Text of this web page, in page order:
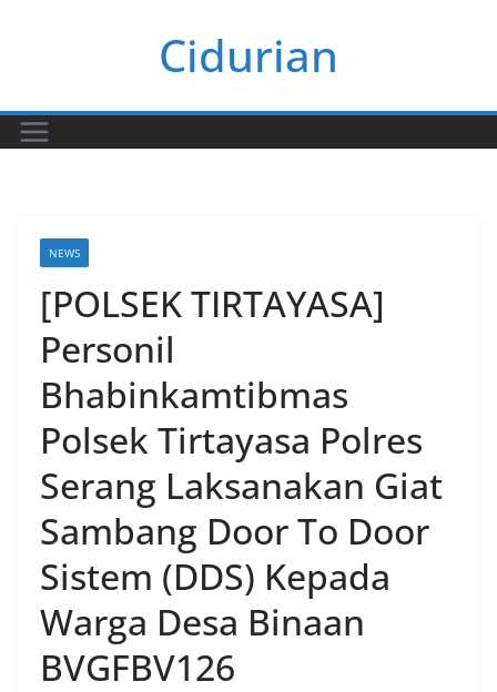
Cidurian
NEWS
[POLSEK TIRTAYASA]
Personil
Bhabinkamtibmas
Polsek Tirtayasa Polres
Serang Laksanakan Giat
Sambang Door To Door
Sistem (DDS) Kepada
Warga Desa Binaan
BVGFBV126